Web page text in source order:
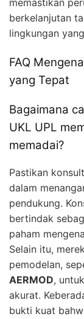
berkelanjutan
lingkungan
FAQ
yang Tepat
Bagaimana
UKL UPL
memadai?
Pastikan
dalam
pendukung.
bertindak
paham
Selain itu,
pemodelan,
AERMOD,
akurat.
bukti kuat